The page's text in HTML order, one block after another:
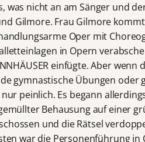
nicht an am Sänger und
Gilmore. Frau Gilmore
Oper mit
in Opern
einfügte. Aber wenn
gymnastische Übungen oder
peinlich. Es begann
Behausung auf einer
und die Rätsel
war die Personenführung in